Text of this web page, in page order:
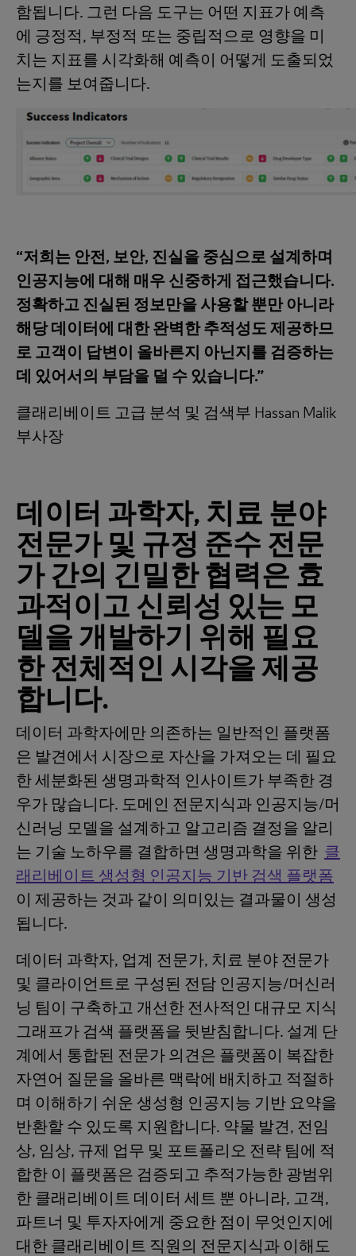
함됩니다. 그런 다음 도구는 어떤 지표가 예측
에 긍정적, 부정적 또는 중립적으로 영향을 미
치는 지표를 시각화해 예측이 어떻게 도출되었
는지를 보여줍니다.
“저희는 안전, 보안, 진실을 중심으로 설계하며
인공지능에 대해 매우 신중하게 접근했습니다.
정확하고 진실된 정보만을 사용할 뿐만 아니라
해당 데이터에 대한 완벽한 추적성도 제공하므
로 고객이 답변이 올바른지 아닌지를 검증하는
데 있어서의 부담을 덜 수 있습니다.”
클래리베이트 고급 분석 및 검색부 Hassan Malik
부사장
데이터 과학자, 치료 분야
전문가 및 규정 준수 전문
가 간의 긴밀한 협력은 효
과적이고 신뢰성 있는 모
델을 개발하기 위해 필요
한 전체적인 시각을 제공
합니다.
데이터 과학자에만 의존하는 일반적인 플랫폼
은 발견에서 시장으로 자산을 가져오는 데 필요
한 세분화된 생명과학적 인사이트가 부족한 경
우가 많습니다. 도메인 전문지식과 인공지능/머
신러닝 모델을 설계하고 알고리즘 결정을 알리
는 기술 노하우를 결합하면 생명과학을 위한 클
래리베이트 생성형 인공지능 기반 검색 플랫폼
이 제공하는 것과 같이 의미있는 결과물이 생성
됩니다.
데이터 과학자, 업계 전문가, 치료 분야 전문가
및 클라이언트로 구성된 전담 인공지능/머신러
닝 팀이 구축하고 개선한 전사적인 대규모 지식
그래프가 검색 플랫폼을 뒷받침합니다. 설계 단
계에서 통합된 전문가 의견은 플랫폼이 복잡한
자연어 질문을 올바른 맥락에 배치하고 적절하
며 이해하기 쉬운 생성형 인공지능 기반 요약을
반환할 수 있도록 지원합니다. 약물 발견, 전임
상, 임상, 규제 업무 및 포트폴리오 전략 팀에 적
합한 이 플랫폼은 검증되고 추적가능한 광범위
한 클래리베이트 데이터 세트 뿐 아니라, 고객,
파트너 및 투자자에게 중요한 점이 무엇인지에
대한 클래리베이트 직원의 전문지식과 이해도